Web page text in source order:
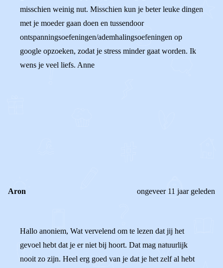
misschien weinig nut. Misschien kun je beter leuke dingen
met je moeder gaan doen en tussendoor
ontspanningsoefeningen/ademhalingsoefeningen op
google opzoeken, zodat je stress minder gaat worden. Ik
wens je veel liefs. Anne
Aron ongeveer 11 jaar geleden
Hallo anoniem, Wat vervelend om te lezen dat jij het
gevoel hebt dat je er niet bij hoort. Dat mag natuurlijk
nooit zo zijn. Heel erg goed van je dat je het zelf al hebt